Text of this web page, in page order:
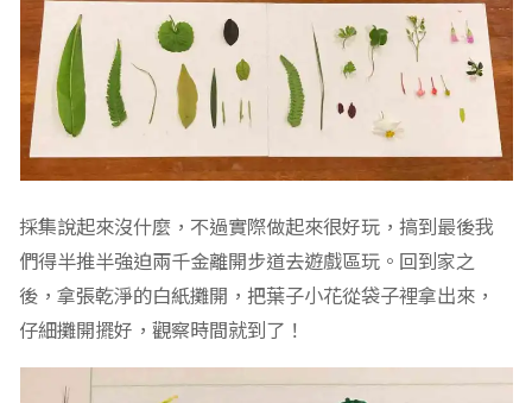
採集說起來沒什麼，不過實際做起來很好玩，搞到最後我
們得半推半強迫兩千金離開步道去遊戲區玩。回到家之
後，拿張乾淨的白紙攤開，把葉子小花從袋子裡拿出來，
仔細攤開擺好，觀察時間就到了！